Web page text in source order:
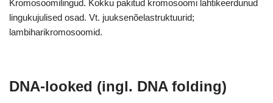
Kromosoomilingud. Kokku pakitud kromosoomi lahtikeerdunud
lingukujulised osad. Vt. juuksenõelastruktuurid;
lambiharikromosoomid.
DNA-looked (ingl. DNA folding)